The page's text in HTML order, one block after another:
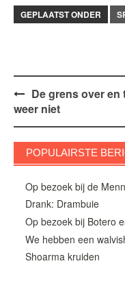
GEPLAATST ONDER
Bericht
navigatie
De grens over en
weer niet
POPULAIRSTE
Op bezoek bij de
Drank: Drambuie
Op bezoek bij Botero
We hebben een
Shoarma kruiden